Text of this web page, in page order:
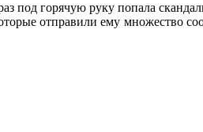
под горячую руку попала
отправили ему множество